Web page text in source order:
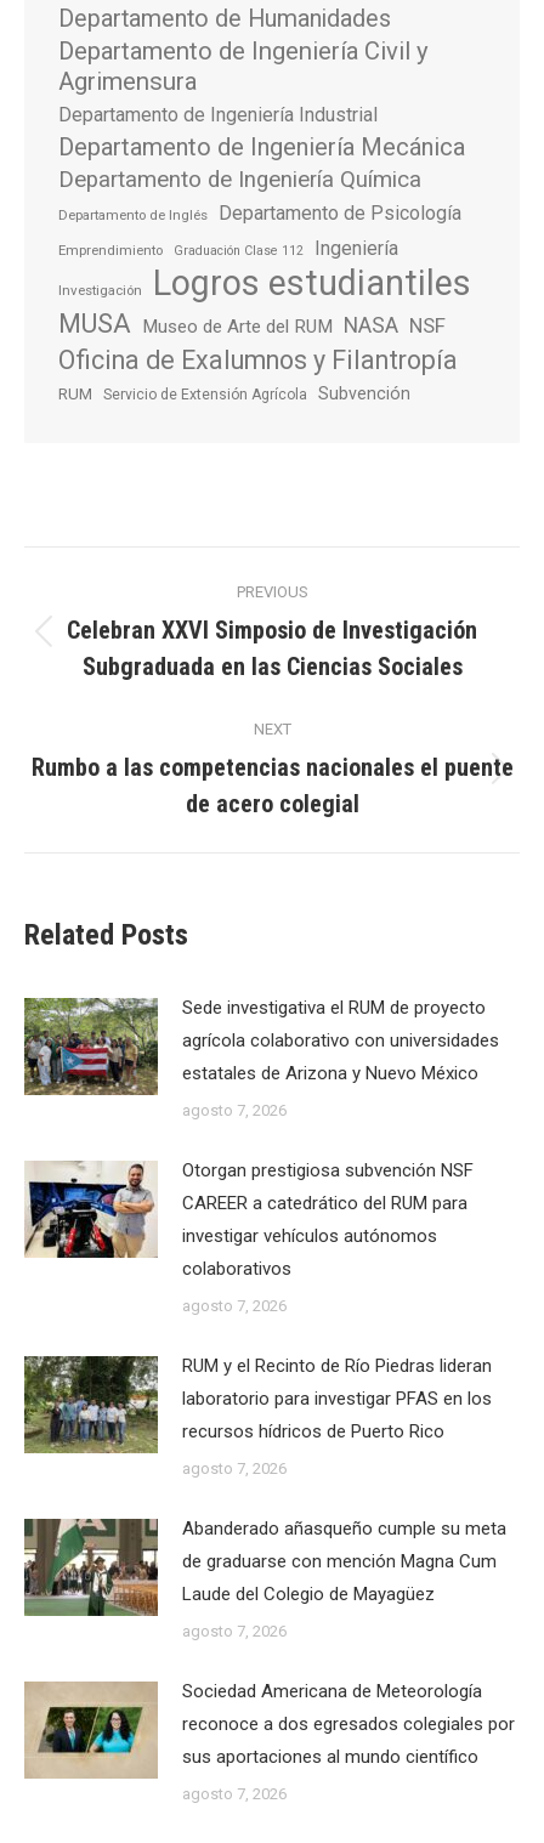
Departamento de Humanidades
Departamento de Ingeniería Civil y
Agrimensura
Departamento de Ingeniería Industrial
Departamento de Ingeniería Mecánica
Departamento de Ingeniería Química
Departamento de Inglés Departamento de Psicología
Emprendimiento Graduación Clase 112 Ingeniería
Investigación Logros estudiantiles
MUSA Museo de Arte del RUM NASA NSF
Oficina de Exalumnos y Filantropía
RUM Servicio de Extensión Agrícola Subvención
navigation
PREVIOUS
post:
Celebran XXVI Simposio de Investigación
Subgraduada en las Ciencias Sociales
NEXT
post:
Rumbo a las competencias nacionales el puente
de acero colegial
Related Posts
Sede investigativa el RUM de proyecto
agrícola colaborativo con universidades
estatales de Arizona y Nuevo México
agosto 7, 2026
Otorgan prestigiosa subvención NSF
CAREER a catedrático del RUM para
investigar vehículos autónomos
colaborativos
agosto 7, 2026
RUM y el Recinto de Río Piedras lideran
laboratorio para investigar PFAS en los
recursos hídricos de Puerto Rico
agosto 7, 2026
Abanderado añasqueño cumple su meta
de graduarse con mención Magna Cum
Laude del Colegio de Mayagüez
agosto 7, 2026
Sociedad Americana de Meteorología
reconoce a dos egresados colegiales por
sus aportaciones al mundo científico
agosto 7, 2026